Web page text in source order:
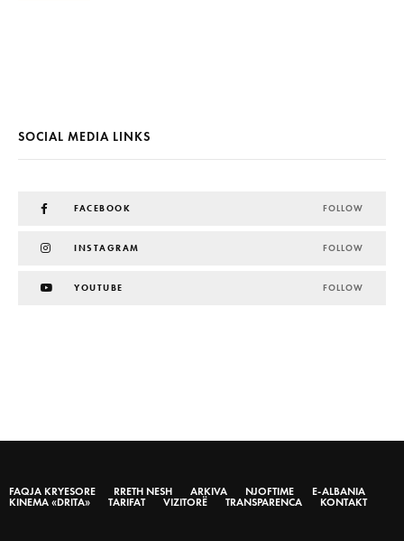
SOCIAL MEDIA LINKS
FACEBOOK FOLLOW
INSTAGRAM FOLLOW
YOUTUBE FOLLOW
FAQJA KRYESORE RRETH NESH ARKIVA NJOFTIME
E-ALBANIA
KINEMA «DRITA»
TARIFAT VIZITORË TRANSPARENCA KONTAKT